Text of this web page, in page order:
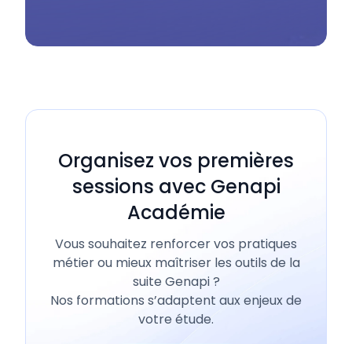
Organisez vos premières
sessions avec Genapi
Académie
Vous souhaitez renforcer vos pratiques
métier ou mieux maîtriser les outils de la
suite Genapi ?
Nos formations s’adaptent aux enjeux de
votre étude.